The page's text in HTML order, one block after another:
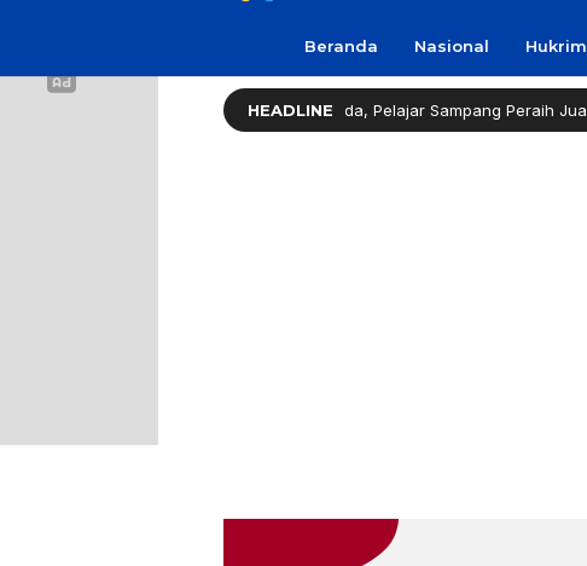
Beranda Nasional Hukrim
HEADLINE
Gerindra Apresiasi Amanda, Pelajar Sampang Peraih Juara KSPI